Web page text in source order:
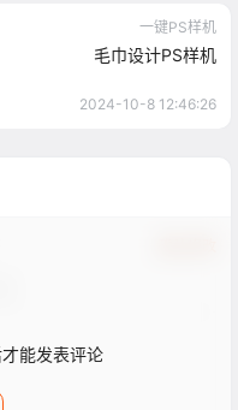
一键PS样机
毛巾设计PS样机
2024-10-8 12:46:26
能发表评论